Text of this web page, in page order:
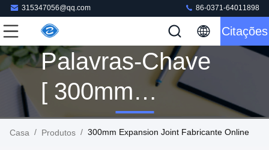
315347056@qq.com 86-0371-64011898
Citações
Palavras-Chave
[ 300mm
Expansion Joint ]
Casa / Produtos / 300mm Expansion Joint Fabricante Online